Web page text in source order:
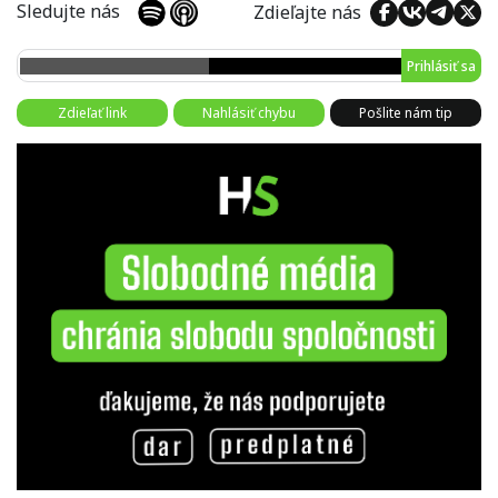
Sledujte nás Zdieľajte nás
Prihlásiť sa
Zdieľať link Nahlásiť chybu Pošlite nám tip